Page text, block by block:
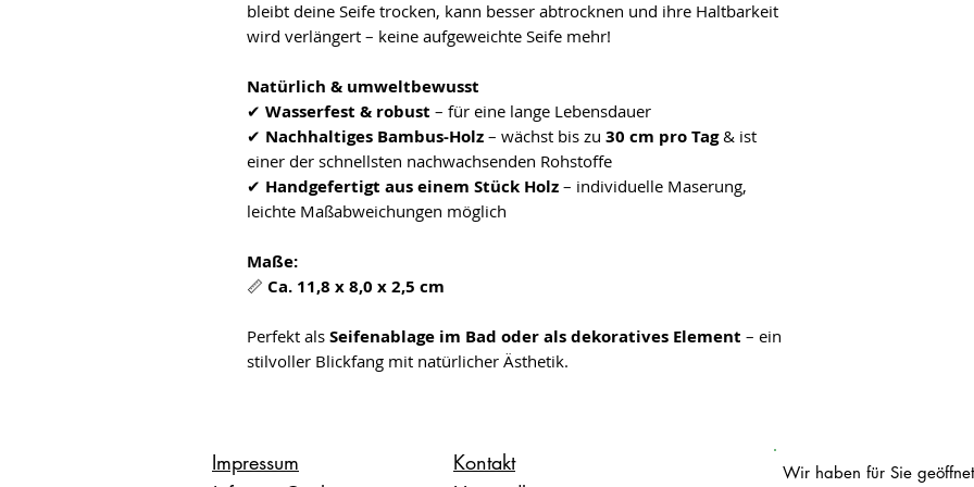
bleibt deine Seife trocken, kann besser abtrocknen und ihre Haltbarkeit
wird verlängert – keine aufgeweichte Seife mehr!
Natürlich & umweltbewusst
✔ Wasserfest & robust – für eine lange Lebensdauer
✔ Nachhaltiges Bambus-Holz – wächst bis zu 30 cm pro Tag& ist
einer der schnellsten nachwachsenden Rohstoffe
✔ Handgefertigt aus einem Stück Holz – individuelle Maserung,
leichte Maßabweichungen möglich
Maße:
📏 Ca. 11,8 x 8,0 x 2,5 cm
Perfekt als Seifenablage im Bad oder als dekoratives Element – ein
stilvoller Blickfang mit natürlicher Ästhetik.
Impressum
Kontakt
Wir haben für Sie